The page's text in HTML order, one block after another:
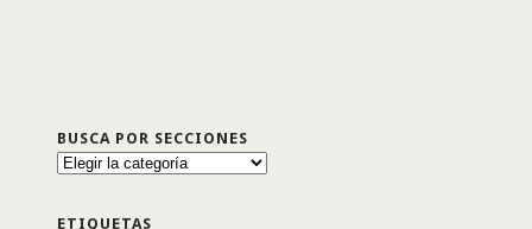
BUSCA POR SECCIONES
Busca
ETIQUETAS